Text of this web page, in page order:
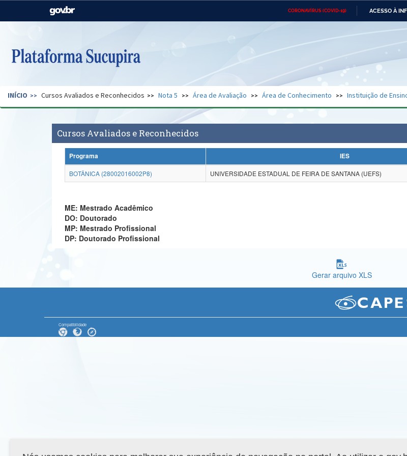
CORONAVÍRUS (COVID-19) ACESSO À
Casa Civil Ministério das Relações
Pecuária e Abastecimento
Ministério do Desenvolvimento
Regional
Secretaria de Governo Gabinete de Segurança Advocacia-Geral da União Banco Central do Brasil
INÍCIO Cursos Avaliados e Reconhecidos Nota 5 Área de Avaliação Área de Conhecimento Instituição de
Cursos Avaliados e Reconhecidos
Programa IES
BOTÂNICA (28002016002P8)
UNIVERSIDADE ESTADUAL DE FEIRA DE SANTANA (UEFS)
ME: Mestrado Acadêmico
DO: Doutorado
MP: Mestrado Profissional
DP: Doutorado Profissional
Gerar arquivo XLS
Compatibilidade